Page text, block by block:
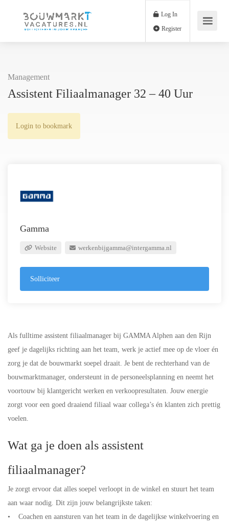
Log In
Management
Assistent Filiaalmanager 32 – 40 Uur
Login to bookmark
Gamma
Website werkenbijgamma@intergamma.nl
Solliciteer
Als fulltime assistent filiaalmanager bij GAMMA Alphen aan den Rijn
geef je dagelijks richting aan het team, werk je actief mee op de vloer én
zorg je dat de bouwmarkt soepel draait. Je bent de rechterhand van de
bouwmarktmanager, ondersteunt in de personeelsplanning en neemt het
voortouw bij klantgericht werken en verkoopresultaten. Jouw energie
zorgt voor een goed draaiend filiaal waar collega’s én klanten zich prettig
voelen.
Wat ga je doen als assistent
filiaalmanager?
Je zorgt ervoor dat alles soepel verloopt in de winkel en stuurt het team
aan waar nodig. Dit zijn jouw belangrijkste taken:
• Coachen en aansturen van het team in de dagelijkse winkelvoering en